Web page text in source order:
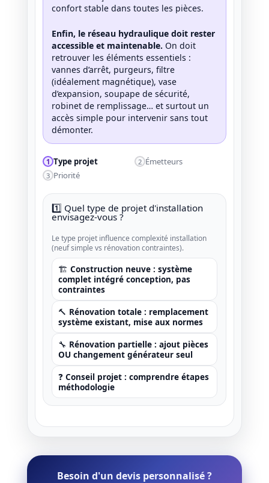
confort stable dans toutes les pièces.
Enfin, le réseau hydraulique doit rester
accessible et maintenable.On doit
retrouver les éléments essentiels :
vannes d’arrêt, purgeurs, filtre
(idéalement magnétique), vase
d’expansion, soupape de sécurité,
robinet de remplissage… et surtout un
accès simple pour intervenir sans tout
démonter.
1 Type projet 2 Émetteurs
3 Priorité
1️⃣ Quel type de projet d'installation
envisagez-vous ?
Le type projet influence complexité installation
(neuf simple vs rénovation contraintes).
🏗️ Construction neuve : système
complet intégré conception, pas
contraintes
🔨 Rénovation totale : remplacement
système existant, mise aux normes
🔧 Rénovation partielle : ajout pièces
OU changement générateur seul
❓ Conseil projet : comprendre étapes
méthodologie
Besoin d'un devis personnalisé ?